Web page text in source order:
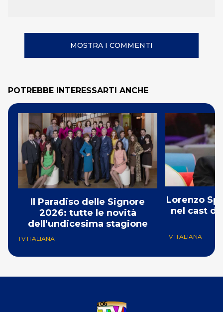
MOSTRA I COMMENTI
POTREBBE INTERESSARTI ANCHE
Il Paradiso delle Signore
2026: tutte le novità
dell’undicesima stagione
TV ITALIANA
Lorenzo
nel cast
TV ITALIANA